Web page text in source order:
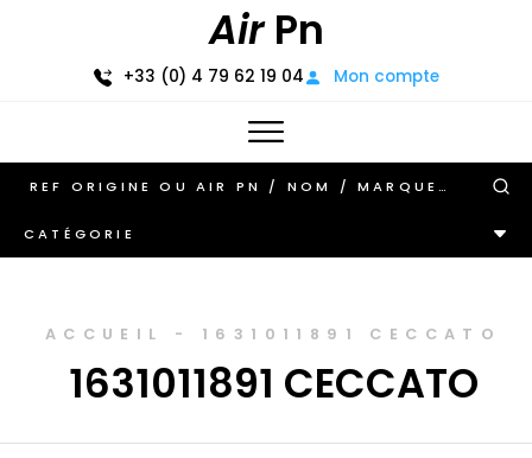
AirPn
+33 (0) 4 79 62 19 04 Mon compte
CATÉGORIE
ACCUEIL - 1631011891 CECCATO
1631011891 CECCATO